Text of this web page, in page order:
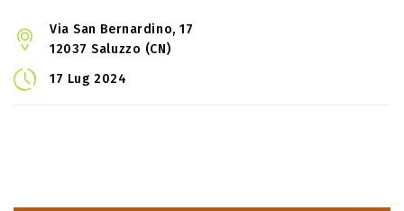
Via San Bernardino, 17
12037 Saluzzo (CN)
17 Lug 2024